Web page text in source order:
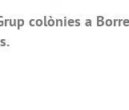
colònies a